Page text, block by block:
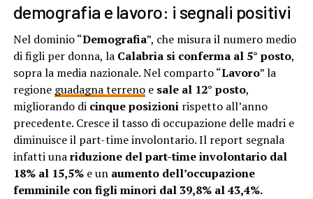
demografia e lavoro: i segnali positivi
Nel dominio “Demografia”, che misura il numero medio
di figli per donna, la Calabria si conferma al 5° posto,
sopra la media nazionale. Nel comparto “Lavoro” la
regione guadagna terrenoe sale al 12° posto,
migliorando di cinque posizionirispetto all’anno
precedente. Cresce il tasso di occupazione delle madri e
diminuisce il part-time involontario. Il report segnala
infatti unariduzione del part-time involontario dal
18% al 15,5%e un aumento dell’occupazione
femminile con figli minori dal 39,8% al 43,4%.